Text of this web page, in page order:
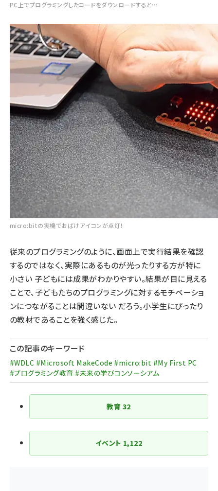
PC上でプログラミングしたコードをダウンロードすると…
micro:bitの実機でおばけアイコンが点灯！
従来のプログラミングのように、画面上で実行結果を確認
するのではなく、実際にあるものが光ったりする方が特に
小さい 子どもには成果がわかりやすい。結果が目に見える
ことで、子どもたちのプログラミングに対するモチベーショ
ンにつながることは間違いない だろう。小学生にぴったり
の教材であることを強く感じた。
この記事のキーワード
#WDLC #Microsoft MakeCode #micro:bit #My First PC
#プログラミング教育 #未来の学びコンソーシアム
教育 32
イベント 1,122